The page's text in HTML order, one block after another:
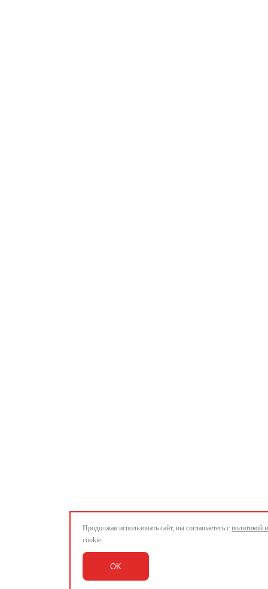
Продолжая использовать сайт, вы соглашаетесь с политикой
cookie.
OK